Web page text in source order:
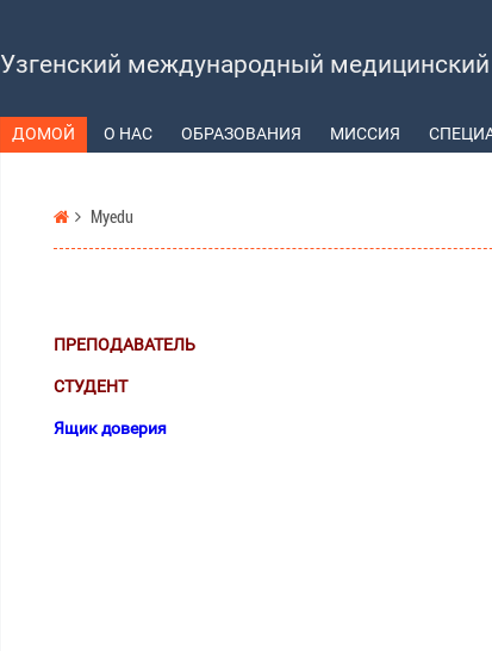
Узгенский международный
ДОМОЙ О НАС ОБРАЗОВАНИЯ МИССИЯ
Мyedu
ПРЕПОДАВАТЕЛЬ
СТУДЕНТ
Ящик доверия